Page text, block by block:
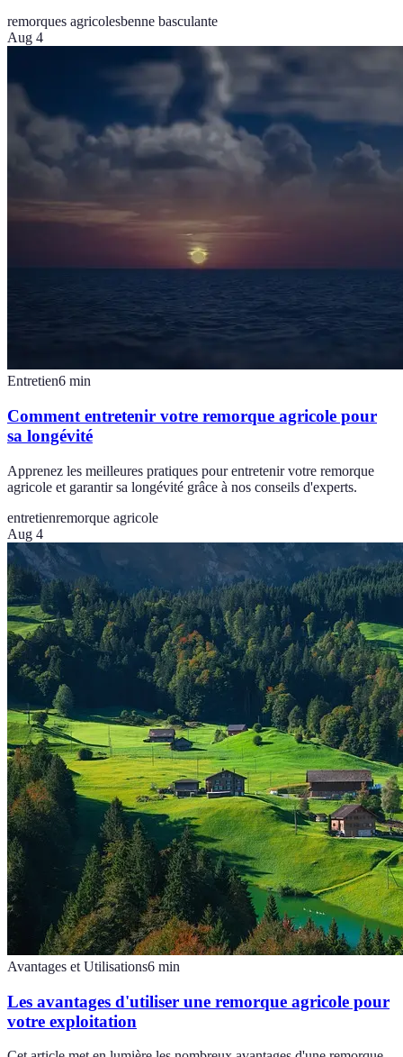
remorques agricolesbenne basculante
Aug 4
Entretien6 min
Comment entretenir votre remorque agricole pour
sa longévité
Apprenez les meilleures pratiques pour entretenir votre remorque
agricole et garantir sa longévité grâce à nos conseils d'experts.
entretienremorque agricole
Aug 4
Avantages et Utilisations6 min
Les avantages d'utiliser une remorque agricole pour
votre exploitation